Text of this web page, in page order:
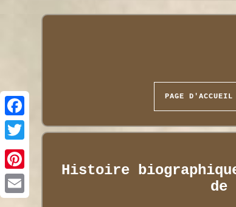
PAGE D'ACCUEIL
Histoire biographique